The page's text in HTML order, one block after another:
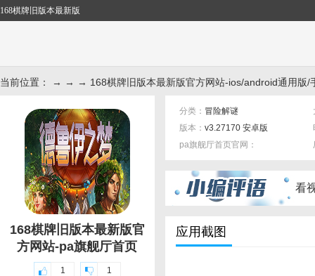
168棋牌旧版本最新版
当前位置： → → → 168棋牌旧版本最新版官方网站-ios/android通用版/
168棋牌旧版本最新版官
方网站-pa旗舰厅首页
1 1
分类： 冒险解谜
版本： v3.27170 安卓版
pa旗舰厅首页官网：
看
应用截图